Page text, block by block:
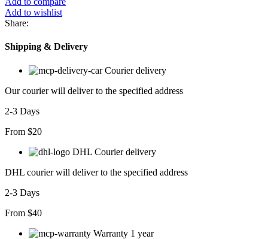
Yuvarlak
Yaka
çiçek
Baskılı
Asimetrik
şifon
adet
Add to wishlist
Share:
Shipping & Delivery
Courier delivery
Our courier will deliver to the specified address
2-3 Days
From $20
DHL Courier delivery
DHL courier will deliver to the specified address
2-3 Days
From $40
Warranty 1 year